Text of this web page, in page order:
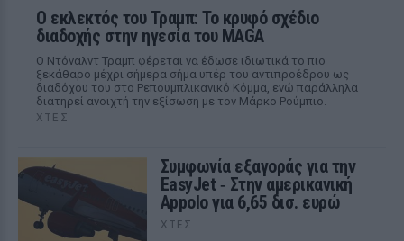
Ο εκλεκτός του Τραμπ: Το κρυφό σχέδιο
διαδοχής στην ηγεσία του MAGA
Ο Ντόναλντ Τραμπ φέρεται να έδωσε ιδιωτικά το πιο
ξεκάθαρο μέχρι σήμερα σήμα υπέρ του αντιπροέδρου ως
διαδόχου του στο Ρεπουμπλικανικό Κόμμα, ενώ παράλληλα
διατηρεί ανοιχτή την εξίσωση με τον Μάρκο Ρούμπιο.
ΧΤΕΣ
Συμφωνία εξαγοράς για την
EasyJet ‑ Στην αμερικανική
Appolo για 6,65 δισ. ευρώ
ΧΤΕΣ